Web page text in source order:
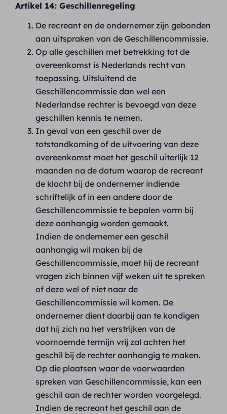
Artikel 14: Geschillenregeling
De recreant en de ondernemer zijn gebonden
aan uitspraken van de Geschillencommissie.
Op alle geschillen met betrekking tot de
overeenkomst is Nederlands recht van
toepassing. Uitsluitend de
Geschillencommissie dan wel een
Nederlandse rechter is bevoegd van deze
geschillen kennis te nemen.
In geval van een geschil over de
totstandkoming of de uitvoering van deze
overeenkomst moet het geschil uiterlijk 12
maanden na de datum waarop de recreant
de klacht bij de ondernemer indiende
schriftelijk of in een andere door de
Geschillencommissie te bepalen vorm bij
deze aanhangig worden gemaakt.
Indien de ondernemer een geschil
aanhangig wil maken bij de
Geschillencommissie, moet hij de recreant
vragen zich binnen vijf weken uit te spreken
of deze wel of niet naar de
Geschillencommissie wil komen. De
ondernemer dient daarbij aan te kondigen
dat hij zich na het verstrijken van de
voornoemde termijn vrij zal achten het
geschil bij de rechter aanhangig te maken.
Op die plaatsen waar de voorwaarden
spreken van Geschillencommissie, kan een
geschil aan de rechter worden voorgelegd.
Indien de recreant het geschil aan de